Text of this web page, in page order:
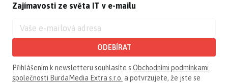
Zajímavosti ze světa IT v e-mailu
ODEBÍRAT
Přihlášením k newsletteru souhlasíte s Obchodními podmínkami
společnosti BurdaMedia Extra s.r.o. a potvrzujete, že jste se